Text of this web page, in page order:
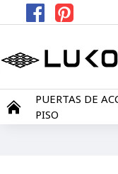
PUERTAS DE
PISO